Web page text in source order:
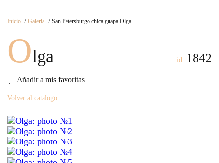
Inicio Galeria San Petersburgo chica guapa Olga
Olga
Añadir a mis favoritas
id: 1842
Volver al catalogo